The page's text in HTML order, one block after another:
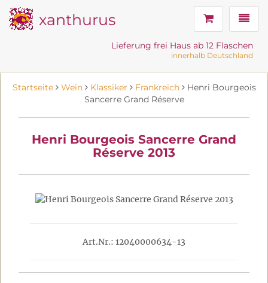
xanthurus
Lieferung frei Haus ab 12 Flaschen
innerhalb Deutschland
Startseite Wein Klassiker Frankreich Henri Bourgeois
Sancerre Grand Réserve
Henri Bourgeois Sancerre Grand
Réserve 2013
Art.Nr.: 12040000634-13